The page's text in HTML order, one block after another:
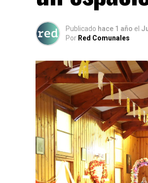
Publicado hace 1 año el
Por Red Comunales